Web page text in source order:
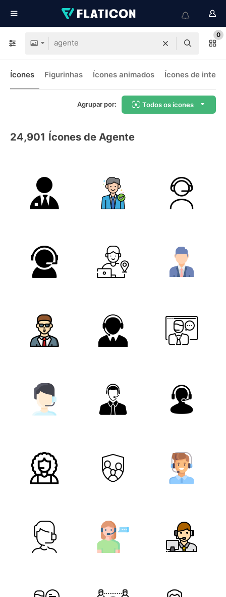
0
Ícones Figurinhas Ícones animados Ícones de
Agrupar por: Todos os ícones
24,901 Ícones de Agente